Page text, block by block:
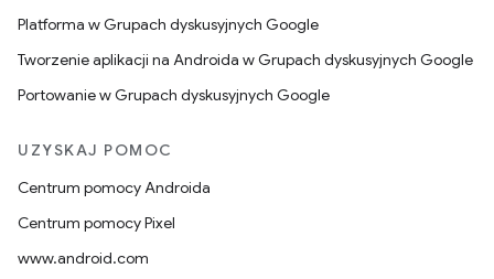
Platforma w Grupach dyskusyjnych Google
Tworzenie aplikacji na Androida w Grupach dyskusyjnych Google
Portowanie w Grupach dyskusyjnych Google
UZYSKAJ POMOC
Centrum pomocy Androida
Centrum pomocy Pixel
www.android.com